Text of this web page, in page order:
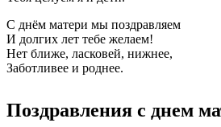
С днём матери мы поздравляем
И долгих лет тебе желаем!
Нет ближе, ласковей, нижнее,
Заботливее и роднее.
Поздравления с днем